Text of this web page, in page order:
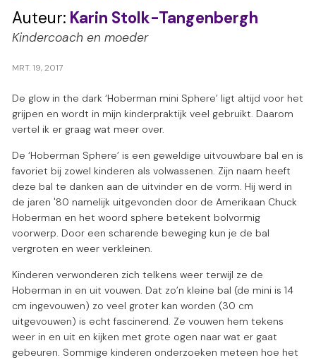
Auteur: Karin Stolk-Tangenbergh
Kindercoach en moeder
MRT. 19, 2017
De glow in the dark ‘Hoberman mini Sphere’ ligt altijd voor het
grijpen en wordt in mijn kinderpraktijk veel gebruikt. Daarom
vertel ik er graag wat meer over.
De ‘Hoberman Sphere’ is een geweldige uitvouwbare bal en is
favoriet bij zowel kinderen als volwassenen. Zijn naam heeft
deze bal te danken aan de uitvinder en de vorm. Hij werd in
de jaren '80 namelijk uitgevonden door de Amerikaan Chuck
Hoberman en het woord sphere betekent bolvormig
voorwerp. Door een scharende beweging kun je de bal
vergroten en weer verkleinen.
Kinderen verwonderen zich telkens weer terwijl ze de
Hoberman in en uit vouwen. Dat zo’n kleine bal (de mini is 14
cm ingevouwen) zo veel groter kan worden (30 cm
uitgevouwen) is echt fascinerend. Ze vouwen hem tekens
weer in en uit en kijken met grote ogen naar wat er gaat
gebeuren. Sommige kinderen onderzoeken meteen hoe het